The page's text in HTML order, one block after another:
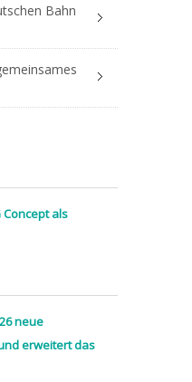
Bahn
als
neue
erweitert das